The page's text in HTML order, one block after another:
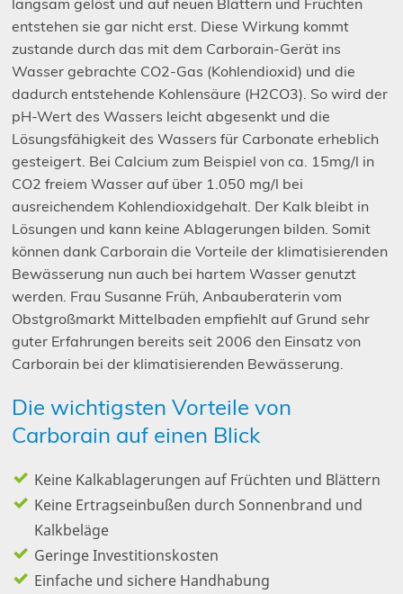
langsam gelöst und auf neuen Blättern und Früchten
entstehen sie gar nicht erst. Diese Wirkung kommt
zustande durch das mit dem Carborain-Gerät ins
Wasser gebrachte CO2-Gas (Kohlendioxid) und die
dadurch entstehende Kohlensäure (H2CO3). So wird der
pH-Wert des Wassers leicht abgesenkt und die
Lösungsfähigkeit des Wassers für Carbonate erheblich
gesteigert. Bei Calcium zum Beispiel von ca. 15mg/l in
CO2 freiem Wasser auf über 1.050 mg/l bei
ausreichendem Kohlendioxidgehalt. Der Kalk bleibt in
Lösungen und kann keine Ablagerungen bilden. Somit
können dank Carborain die Vorteile der klimatisierenden
Bewässerung nun auch bei hartem Wasser genutzt
werden. Frau Susanne Früh, Anbauberaterin vom
Obstgroßmarkt Mittelbaden empfiehlt auf Grund sehr
guter Erfahrungen bereits seit 2006 den Einsatz von
Carborain bei der klimatisierenden Bewässerung.
Die wichtigsten Vorteile von
Carborain auf einen Blick
Keine Kalkablagerungen auf Früchten und Blättern
Keine Ertragseinbußen durch Sonnenbrand und
Kalkbeläge
Geringe Investitionskosten
Einfache und sichere Handhabung